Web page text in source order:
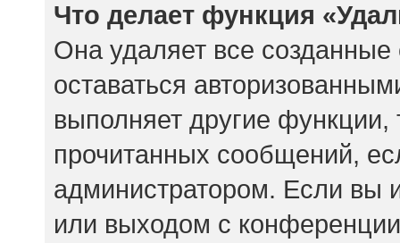
Что делает функция
Она удаляет все
оставаться
выполняет другие функции,
прочитанных сообщений,
администратором. Если вы
или выходом с